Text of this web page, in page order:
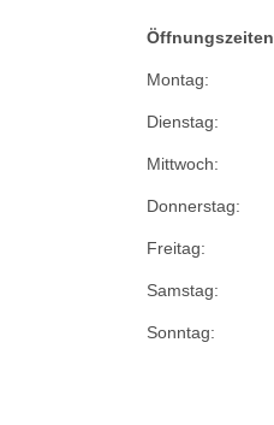
Öffnungszeiten
Montag:
Dienstag:
Mittwoch:
Donnerstag:
Freitag:
Samstag:
Sonntag: